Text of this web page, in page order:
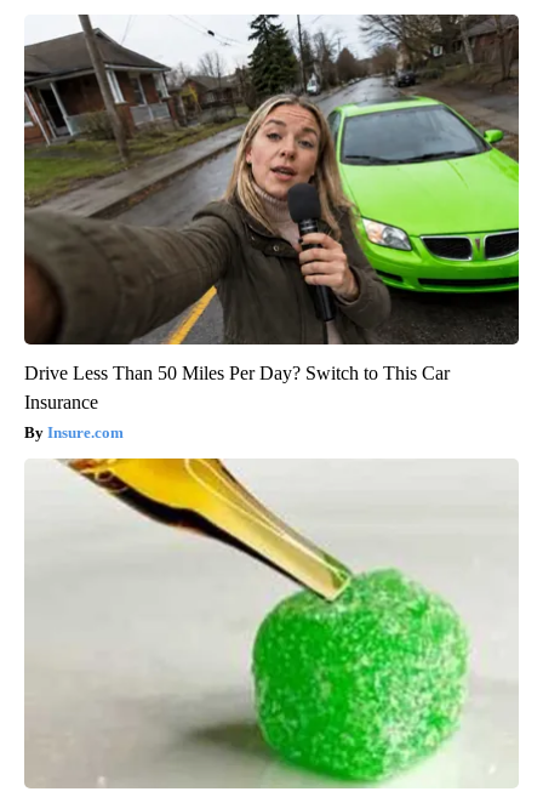
Drive Less Than 50 Miles Per Day? Switch to This Car
Insurance
Insure.com